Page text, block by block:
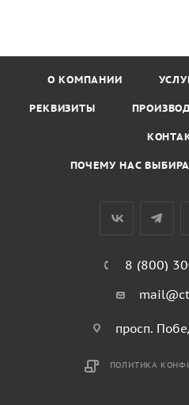
О КОМПАНИИ
РЕКВИЗИТЫ
ПОЧЕМУ НАС
8 (800)
просп.
ПОЛИТИКА